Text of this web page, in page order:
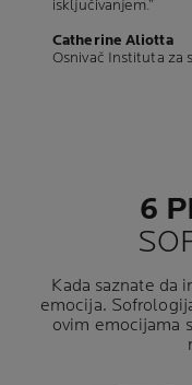
isključivanjem.”
Catherine Aliotta
Osnivač Instituta za
6
Kada saznate da
emocija.
ovim emocijama